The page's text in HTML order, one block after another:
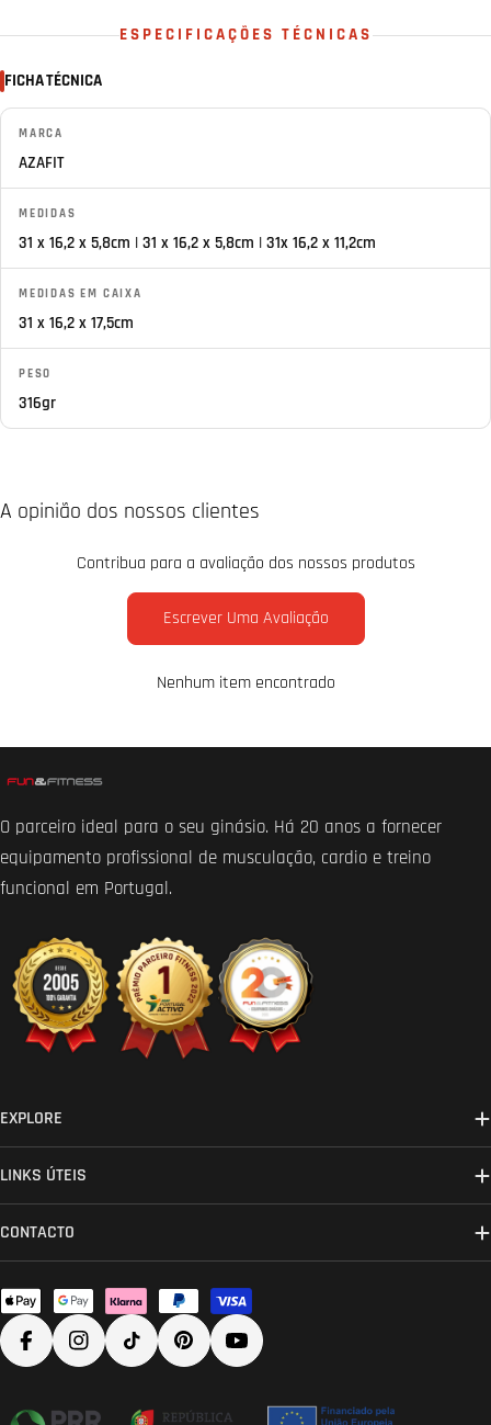
ESPECIFICAÇÕES TÉCNICAS
FICHA TÉCNICA
MARCA
AZAFIT
MEDIDAS
31 x 16,2 x 5,8cm | 31 x 16,2 x 5,8cm | 31x 16,2 x 11,2cm
MEDIDAS EM CAIXA
31 x 16,2 x 17,5cm
PESO
316gr
A opinião dos nossos clientes
Contribua para a avaliação dos nossos produtos
Escrever Uma Avaliação
Nenhum item encontrado
O parceiro ideal para o seu ginásio. Há 20 anos a fornecer
equipamento profissional de musculação, cardio e treino
funcional em Portugal.
EXPLORE
LINKS ÚTEIS
CONTACTO
Métodos
de
pagamento
FacebookInstagram
TikTokPinterestYouTube